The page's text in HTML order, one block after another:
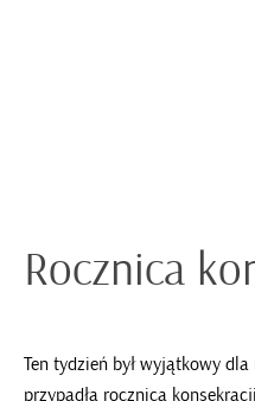
Rocznica
Ten tydzień był wyjątkowy
przypadła rocznica